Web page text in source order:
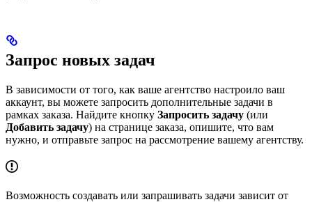
Запрос новых задач
В зависимости от того, как ваше агентство настроило ваш
аккаунт, вы можете запросить дополнительные задачи в
рамках заказа. Найдите кнопку Запросить задачу (или
Добавить задачу) на странице заказа, опишите, что вам
нужно, и отправьте запрос на рассмотрение вашему агентству.
Возможность создавать или запрашивать задачи зависит от